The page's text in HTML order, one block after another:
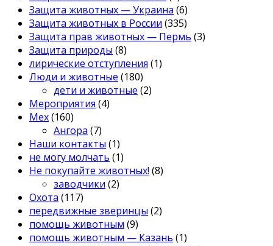
Защита животных — Украина (6)
Защита животных в России (335)
Защита прав животных — Пермь (3)
Защита природы (8)
лирические отступления (1)
Люди и животные (180)
дети и животные (2)
Мероприятия (4)
Мех(160)
Ангора (7)
Наши контакты (1)
не могу молчать (1)
Не покупайте животных! (8)
заводчики (2)
Охота (117)
передвижные зверинцы (2)
помощь животным (9)
помощь животным — Казань (1)